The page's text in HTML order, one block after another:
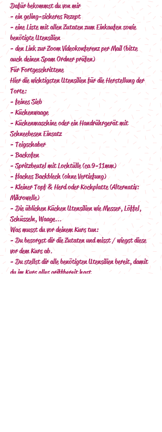
Dafür bekommst du von mir
- ein geling-sicheres Rezept
- eine Liste mit allen Zutaten zum Einkaufen sowie
benötigte Utensilien
- den Link zur Zoom Videokonferenz per Mail (bitte
auch deinen Spam Ordner prüfen)
Für Fortgeschrittene
Hier die wichtigsten Utensilien für die Herstellung der
Torte:
- feines Sieb
- Küchenwaage
- Küchenmaschine oder ein Handrührgerät mit
Schneebesen Einsatz
- Teigschaber
- Backofen
- Spritzbeutel mit Lochtülle (ca 9-11mm)
- flaches Backblech (ohne Vertiefung)
- Kleiner Topf & Herd oder Kochplatte (Alternativ:
Mikrowelle)
- Die üblichen Küchen Utensilien wie Messer, Löffel,
Schüsseln, Waage...
Was musst du vor deinem Kurs tun:
- Du besorgst dir die Zutaten und misst / wiegst diese
vor dem Kurs ab.
- Du stellst dir alle benötigten Utensilien bereit, damit
du im Kurs alles griffbereit hast.